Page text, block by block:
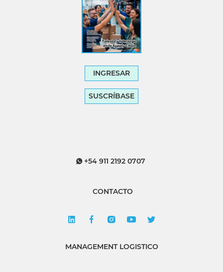
INGRESAR
SUSCRÍBASE
+54 911 2192 0707
CONTACTO
MANAGEMENT LOGISTICO